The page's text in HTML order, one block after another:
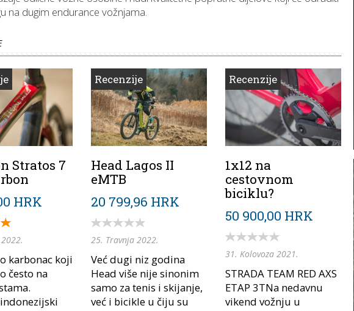
na dugim endurance vožnjama.
Stratos 7
HRK
karbonac koji
često na
Recenzije
Head Lagos II
eMTB
20 799,96 HRK
25. Travnja 2022.
Već dugi niz godina
Head više nije sinonim
samo za tenis i skijanje,
već i bicikle u čiju su
Recenzije
1x12 na
cestovnom
biciklu?
50 900,00 HRK
31. Kolovoza 2021.
STRADA TEAM RED AXS
ETAP 3TNa nedavnu
vikend vožnju u